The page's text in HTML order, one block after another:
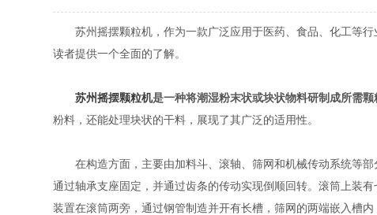
苏州摇摆颗粒机，作为一款广泛应用于医药、食品、化工等行
读者提供一个全面的了解。
苏州摇摆颗粒机是一种将潮湿粉末状或块状物料研制成所需
粉料，还能处理块状的干料，展现了其广泛的适用性。
在构造方面，主要由加料斗、滚轴、筛网和机械传动系统等部
通过轴承支座固定，并通过齿条的传动实现倒顺回转。滚筒上装
装置在滚筒两旁，通过钢管制造并开有长槽，筛网的两端嵌入槽